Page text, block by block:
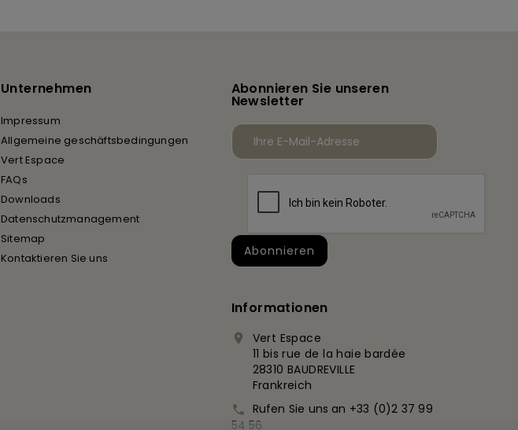
Unternehmen
Impressum
Allgemeine geschäftsbedingungen
Vert Espace
FAQs
Downloads
Datenschutzmanagement
Sitemap
Kontaktieren Sie uns
Abonnieren Sie unseren
Newsletter
Informationen

Vert Espace
11 bis rue de la haie bardée
28310 BAUDREVILLE
Frankreich
 Rufen Sie uns an +33 (0)2 37 99
54 56